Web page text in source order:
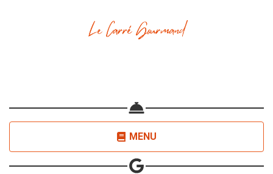
MENU
Share on Linkedin
Share on Twitter
Share on WhatsApp